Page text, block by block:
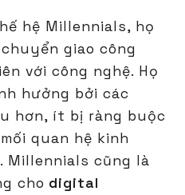
hệ Millennials, họ
giao công
với công nghệ. Họ
hưởng bởi các
hơn, ít bị ràng buộc
quan hệ kinh
Millennials cũng là
cho digital